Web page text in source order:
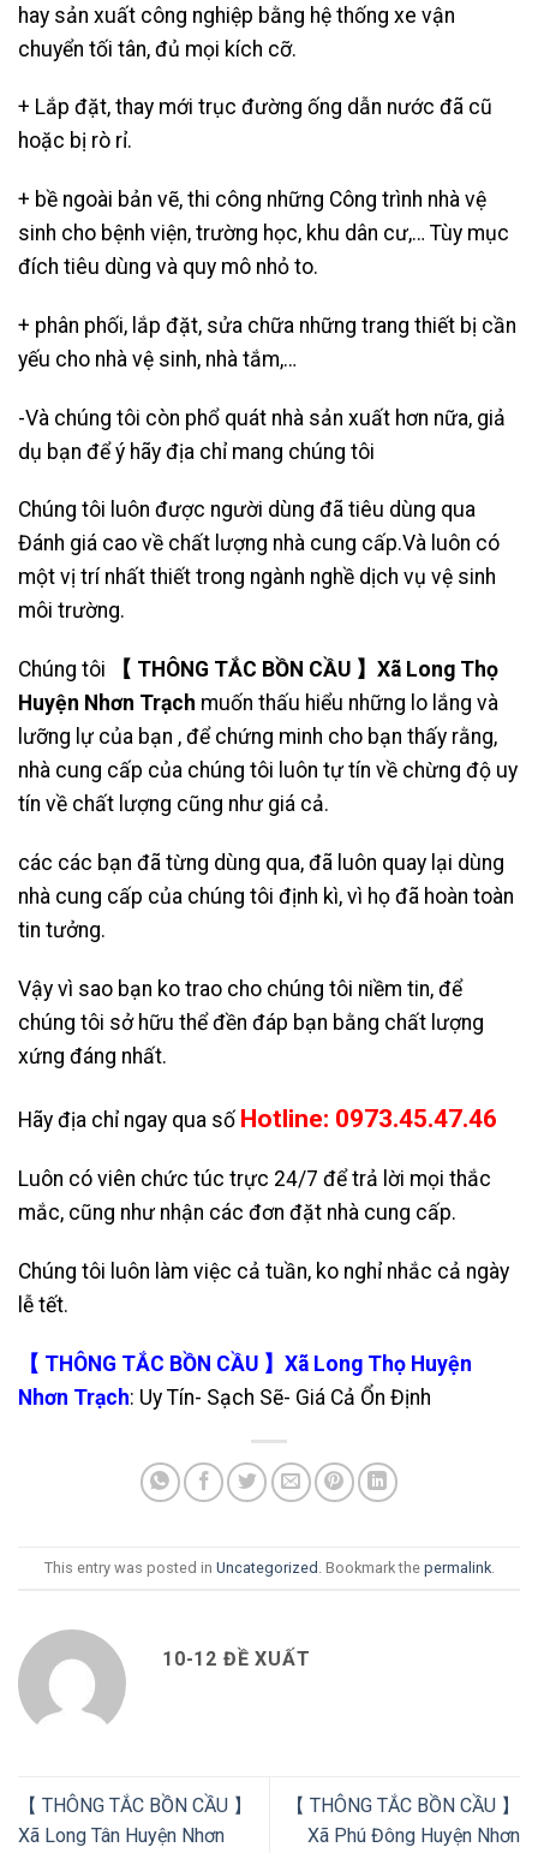
hay sản xuất công nghiệp bằng hệ thống xe vận
chuyển tối tân, đủ mọi kích cỡ.
+ Lắp đặt, thay mới trục đường ống dẫn nước đã cũ
hoặc bị rò rỉ.
+ bề ngoài bản vẽ, thi công những Công trình nhà vệ
sinh cho bệnh viện, trường học, khu dân cư,… Tùy mục
đích tiêu dùng và quy mô nhỏ to.
+ phân phối, lắp đặt, sửa chữa những trang thiết bị cần
yếu cho nhà vệ sinh, nhà tắm,…
-Và chúng tôi còn phổ quát nhà sản xuất hơn nữa, giả
dụ bạn để ý hãy địa chỉ mang chúng tôi
Chúng tôi luôn được người dùng đã tiêu dùng qua
Đánh giá cao về chất lượng nhà cung cấp.Và luôn có
một vị trí nhất thiết trong ngành nghề dịch vụ vệ sinh
môi trường.
Chúng tôi
【 THÔNG TẮC BỒN CẦU 】Xã Long Thọ
Huyện Nhơn Trạch muốn thấu hiểu những lo lắng và
lưỡng lự của bạn , để chứng minh cho bạn thấy rằng,
nhà cung cấp của chúng tôi luôn tự tín về chừng độ uy
tín về chất lượng cũng như giá cả.
các các bạn đã từng dùng qua, đã luôn quay lại dùng
nhà cung cấp của chúng tôi định kì, vì họ đã hoàn toàn
tin tưởng.
Vậy vì sao bạn ko trao cho chúng tôi niềm tin, để
chúng tôi sở hữu thể đền đáp bạn bằng chất lượng
xứng đáng nhất.
Hãy địa chỉ ngay qua số Hotline: 0973.45.47.46
Luôn có viên chức túc trực 24/7 để trả lời mọi thắc
mắc, cũng như nhận các đơn đặt nhà cung cấp.
Chúng tôi luôn làm việc cả tuần, ko nghỉ nhắc cả ngày
lễ tết.
【 THÔNG TẮC BỒN CẦU 】Xã Long Thọ Huyện
Nhơn Trạch: Uy Tín- Sạch Sẽ- Giá Cả Ổn Định
This entry was posted in Uncategorized . Bookmark the permalink.
10-12 ĐỀ XUẤT
【 THÔNG TẮC BỒN CẦU 】
Xã Long Tân Huyện Nhơn
【 THÔNG TẮC BỒN CẦU 】
Xã Phú Đông Huyện Nhơn